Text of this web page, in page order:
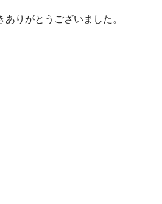
りがとうございました。